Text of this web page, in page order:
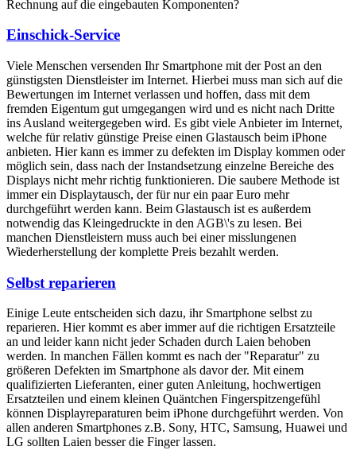
Rechnung auf die eingebauten Komponenten?
Einschick-Service
Viele Menschen versenden Ihr Smartphone mit der Post an den
günstigsten Dienstleister im Internet. Hierbei muss man sich auf die
Bewertungen im Internet verlassen und hoffen, dass mit dem
fremden Eigentum gut umgegangen wird und es nicht nach Dritte
ins Ausland weitergegeben wird. Es gibt viele Anbieter im Internet,
welche für relativ günstige Preise einen Glastausch beim iPhone
anbieten. Hier kann es immer zu defekten im Display kommen oder
möglich sein, dass nach der Instandsetzung einzelne Bereiche des
Displays nicht mehr richtig funktionieren. Die saubere Methode ist
immer ein Displaytausch, der für nur ein paar Euro mehr
durchgeführt werden kann. Beim Glastausch ist es außerdem
notwendig das Kleingedruckte in den AGB\'s zu lesen. Bei
manchen Dienstleistern muss auch bei einer misslungenen
Wiederherstellung der komplette Preis bezahlt werden.
Selbst reparieren
Einige Leute entscheiden sich dazu, ihr Smartphone selbst zu
reparieren. Hier kommt es aber immer auf die richtigen Ersatzteile
an und leider kann nicht jeder Schaden durch Laien behoben
werden. In manchen Fällen kommt es nach der "Reparatur" zu
größeren Defekten im Smartphone als davor der. Mit einem
qualifizierten Lieferanten, einer guten Anleitung, hochwertigen
Ersatzteilen und einem kleinen Quäntchen Fingerspitzengefühl
können Displayreparaturen beim iPhone durchgeführt werden. Von
allen anderen Smartphones z.B. Sony, HTC, Samsung, Huawei und
LG sollten Laien besser die Finger lassen.